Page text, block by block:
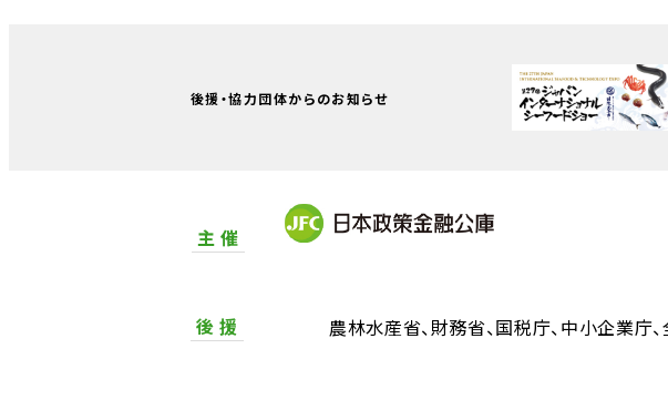
後援・協力団体からのお知らせ
主 催
後 援 農林水産省 財務省 国税庁 中小企業庁